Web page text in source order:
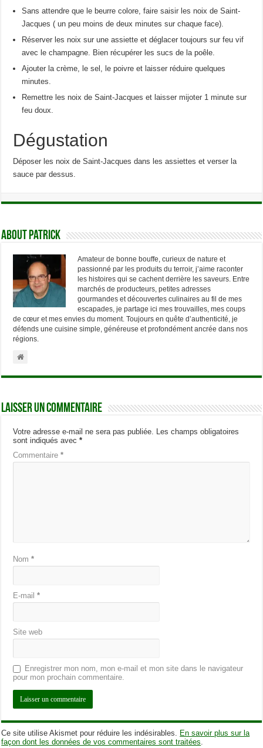
Sans attendre que le beurre colore, faire saisir les noix de Saint-
Jacques ( un peu moins de deux minutes sur chaque face).
Réserver les noix sur une assiette et déglacer toujours sur feu vif
avec le champagne. Bien récupérer les sucs de la poêle.
Ajouter la crème, le sel, le poivre et laisser réduire quelques
minutes.
Remettre les noix de Saint-Jacques et laisser mijoter 1 minute sur
feu doux.
Dégustation
Déposer les noix de Saint-Jacques dans les assiettes et verser la
sauce par dessus.
About Patrick
Amateur de bonne bouffe, curieux de nature et
passionné par les produits du terroir, j’aime raconter
les histoires qui se cachent derrière les saveurs. Entre
marchés de producteurs, petites adresses
gourmandes et découvertes culinaires au fil de mes
escapades, je partage ici mes trouvailles, mes coups
de cœur et mes envies du moment. Toujours en quête d’authenticité, je
défends une cuisine simple, généreuse et profondément ancrée dans nos
régions.
Laisser un commentaire
Votre adresse e-mail ne sera pas publiée. Les champs obligatoires
sont indiqués avec*
Commentaire*
Nom*
E-mail*
Site web
Enregistrer mon nom, mon e-mail et mon site dans le navigateur
pour mon prochain commentaire.
Ce site utilise Akismet pour réduire les indésirables. En savoir plus sur la
façon dont les données de vos commentaires sont traitées